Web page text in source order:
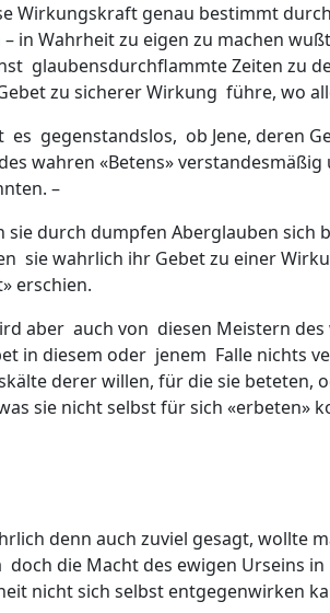
Wirkungskraft genau bestimmt
– in Wahrheit zu eigen zu machen
glaubensdurchflammte Zeiten zu
zu sicherer Wirkung führe, wo
es gegenstandslos, ob Jene, deren
wahren «Betens»
–
sie durch dumpfen Aberglauben sich
sie wahrlich ihr Gebet zu einer
erschien.
aber auch von diesen Meistern
in diesem oder jenem Falle nichts
derer willen, für die sie beteten,
sie nicht selbst für sich «erbeten»
denn auch zuviel gesagt, wollte
doch die Macht des ewigen Urseins
nicht sich selbst entgegenwirken